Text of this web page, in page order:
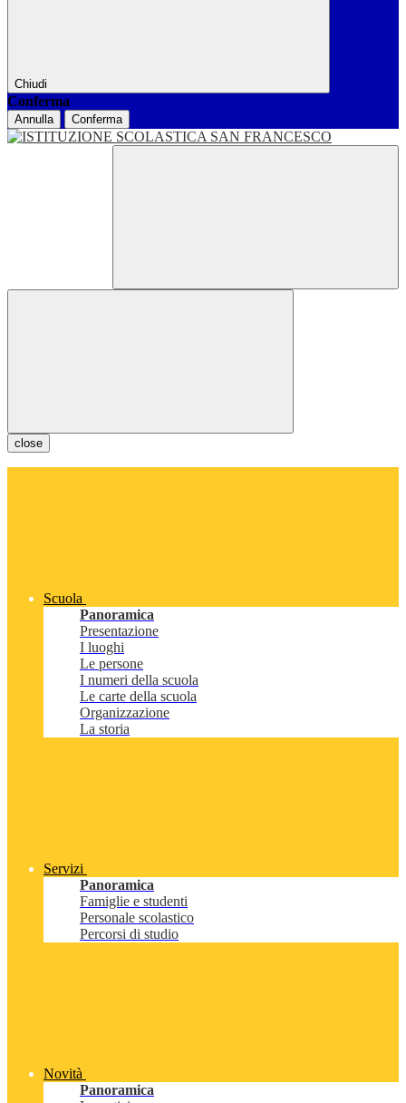
Chiudi
Conferma
Annulla Conferma
close
Scuola
Panoramica
Presentazione
I luoghi
Le persone
I numeri della scuola
Le carte della scuola
Organizzazione
La storia
Servizi
Panoramica
Famiglie e studenti
Personale scolastico
Percorsi di studio
Novità
Panoramica